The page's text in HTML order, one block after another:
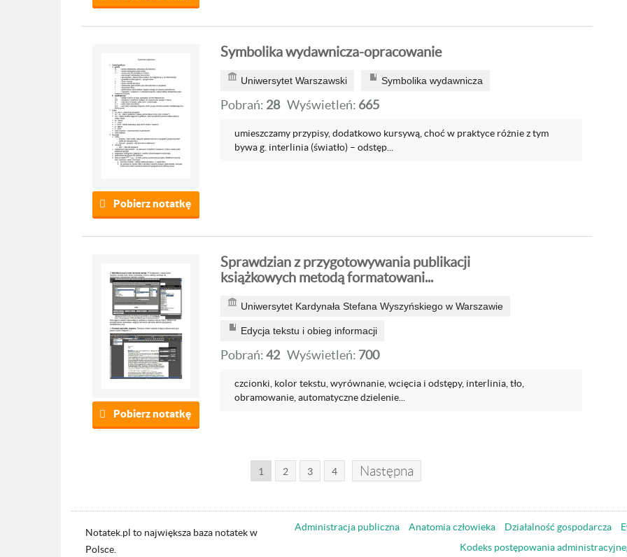
Pobierz notatkę
Symbolika wydawnicza-opracowanie
Uniwersytet Warszawski Symbolika wydawnicza
Pobrań: 28 Wyświetleń: 665
umieszczamy przypisy, dodatkowo kursywą, choć w praktyce różnie z tym
bywa g. interlinia (światło) – odstęp...
Pobierz notatkę
Sprawdzian z przygotowywania publikacji
książkowych metodą formatowani...
Uniwersytet Kardynała Stefana Wyszyńskiego w Warszawie
Edycja tekstu i obieg informacji
Pobrań:42 Wyświetleń: 700
czcionki, kolor tekstu, wyrównanie, wcięcia i odstępy, interlinia, tło,
obramowanie, automatyczne dzielenie...
1 2 3 4 Następna
Notatek.pl to największa baza notatek w
Polsce.
Administracja publiczna Anatomia człowieka Działalność gospodarcza
Kodeks postępowania